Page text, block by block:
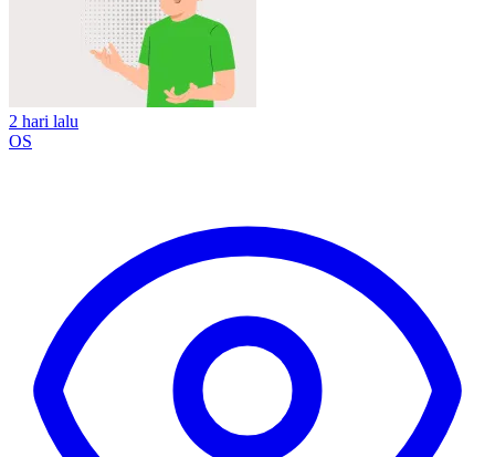
2 hari lalu
OS